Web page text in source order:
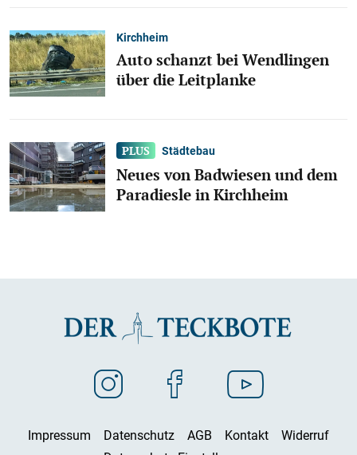
Kirchheim
Auto schanzt bei Wendlingen
über die Leitplanke
Städtebau
Neues von Badwiesen und dem
Paradiesle in Kirchheim
Impressum Datenschutz AGB Kontakt
Widerruf